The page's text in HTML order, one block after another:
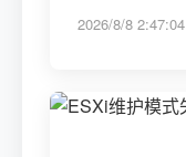
2026/8/8 2:47:04